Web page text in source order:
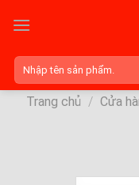
Tìm
kiếm:
Trang chủ / Cửa